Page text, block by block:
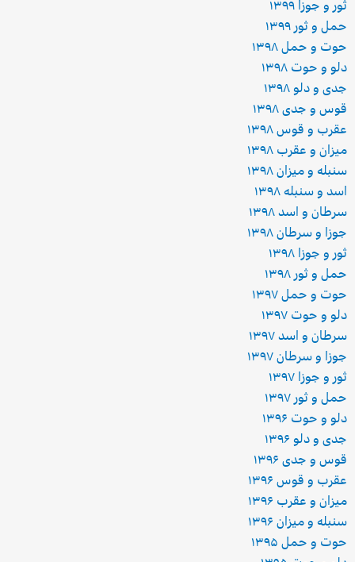
ثور و جوزا ۱۳۹۹
حمل و ثور ۱۳۹۹
حوت و حمل ۱۳۹۸
دلو و حوت ۱۳۹۸
جدی و دلو ۱۳۹۸
قوس و جدی ۱۳۹۸
عقرب و قوس ۱۳۹۸
میزان و عقرب ۱۳۹۸
سنبله و میزان ۱۳۹۸
اسد و سنبله ۱۳۹۸
سرطان و اسد ۱۳۹۸
جوزا و سرطان ۱۳۹۸
ثور و جوزا ۱۳۹۸
حمل و ثور ۱۳۹۸
حوت و حمل ۱۳۹۷
دلو و حوت ۱۳۹۷
سرطان و اسد ۱۳۹۷
جوزا و سرطان ۱۳۹۷
ثور و جوزا ۱۳۹۷
حمل و ثور ۱۳۹۷
دلو و حوت ۱۳۹۶
جدی و دلو ۱۳۹۶
قوس و جدی ۱۳۹۶
عقرب و قوس ۱۳۹۶
میزان و عقرب ۱۳۹۶
سنبله و میزان ۱۳۹۶
حوت و حمل ۱۳۹۵